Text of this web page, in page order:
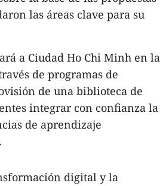
las áreas clave para su
a Ciudad Ho Chi Minh en la
de programas de
de una biblioteca de
integrar con confianza la
de aprendizaje
digital y la